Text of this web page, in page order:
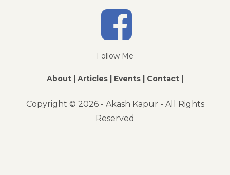
Follow Me
About | Articles | Events | Contact |
Copyright © 2026 - Akash Kapur - All Rights
Reserved